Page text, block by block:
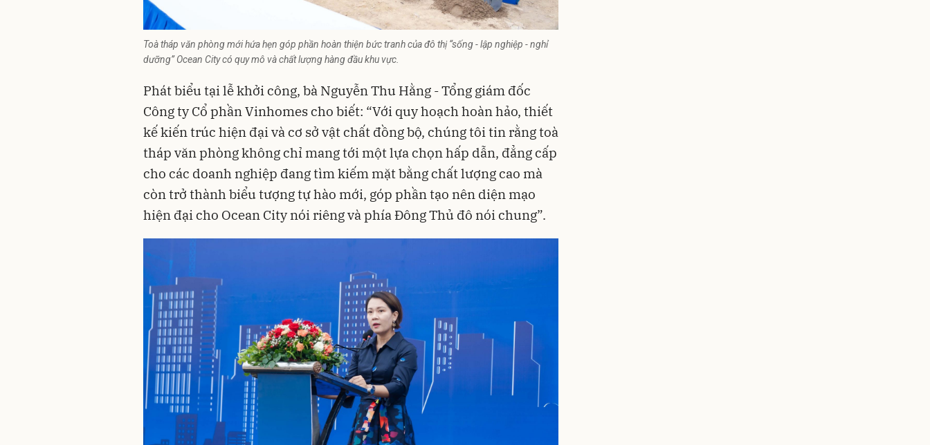
Toà tháp văn phòng mới hứa hẹn góp phần hoàn thiện bức tranh của đô thị “sống - lập nghiệp - nghỉ
dưỡng” Ocean City có quy mô và chất lượng hàng đầu khu vực.
Phát biểu tại lễ khởi công, bà Nguyễn Thu Hằng - Tổng giám đốc
Công ty Cổ phần Vinhomes cho biết: “Với quy hoạch hoàn hảo, thiết
kế kiến trúc hiện đại và cơ sở vật chất đồng bộ, chúng tôi tin rằng toà
tháp văn phòng không chỉ mang tới một lựa chọn hấp dẫn, đẳng cấp
cho các doanh nghiệp đang tìm kiếm mặt bằng chất lượng cao mà
còn trở thành biểu tượng tự hào mới, góp phần tạo nên diện mạo
hiện đại cho Ocean City nói riêng và phía Đông Thủ đô nói chung”.